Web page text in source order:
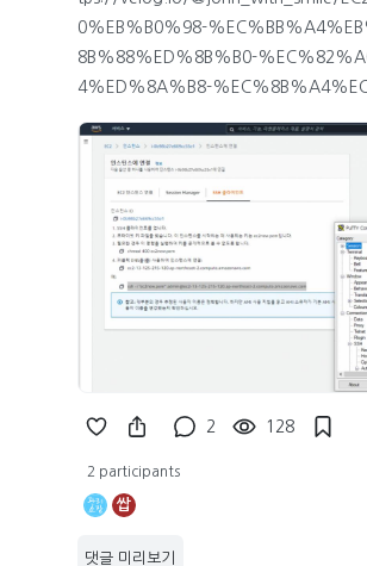
0%EB%B0%98-
8B%88%ED%8B%B0-
4%ED%8A%B8-
2 128
2 participants
쌉
댓글 미리보기